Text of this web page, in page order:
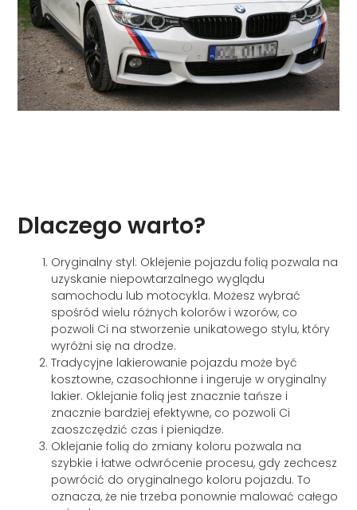
Dlaczego warto?
Oryginalny styl: Oklejenie pojazdu folią pozwala na
uzyskanie niepowtarzalnego wyglądu
samochodu lub motocykla. Możesz wybrać
spośród wielu różnych kolorów i wzorów, co
pozwoli Ci na stworzenie unikatowego stylu, który
wyróżni się na drodze.
Tradycyjne lakierowanie pojazdu może być
kosztowne, czasochłonne i ingeruje w oryginalny
lakier. Oklejanie folią jest znacznie tańsze i
znacznie bardziej efektywne, co pozwoli Ci
zaoszczędzić czas i pieniądze.
Oklejanie folią do zmiany koloru pozwala na
szybkie i łatwe odwrócenie procesu, gdy zechcesz
powrócić do oryginalnego koloru pojazdu. To
oznacza, że nie trzeba ponownie malować całego